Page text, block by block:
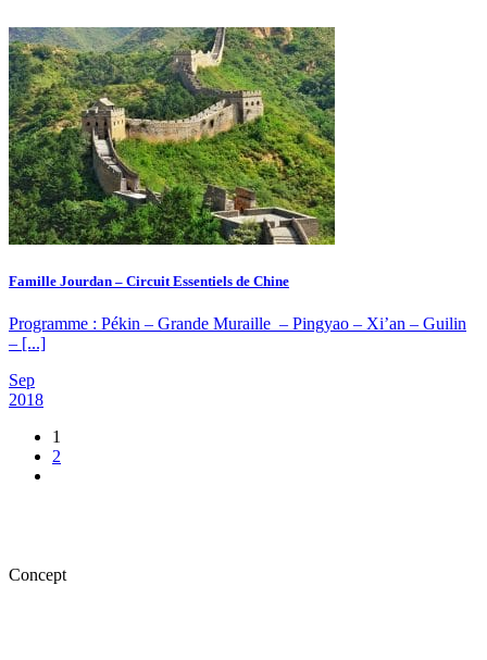
Famille Jourdan – Circuit Essentiels de Chine
Programme : Pékin – Grande Muraille – Pingyao – Xi’an – Guilin
– [...]
Sep
2018
1
2
Concept